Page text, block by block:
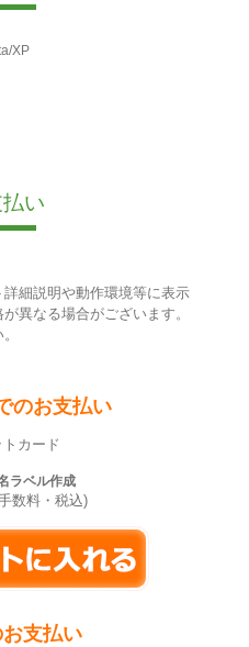
XP
い
細説明や動作環境等に表示
異なる場合がございます。
のお支払い
カード
ラベル作成
数料・税込)
支払い